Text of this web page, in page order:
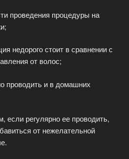
проведения процедуры на
недорого стоит в сравнении с
от волос;
и в домашних
если регулярно ее проводить,
от нежелательной